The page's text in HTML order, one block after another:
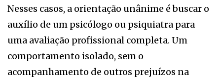
Nesses casos, a orientação unânime é buscar o
auxílio de um psicólogo ou psiquiatra para
uma avaliação profissional completa. Um
comportamento isolado, sem o
acompanhamento de outros prejuízos na